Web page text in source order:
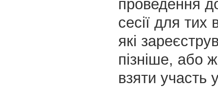
проведення
сесії для тих
які
пізніше, або
взяти участь